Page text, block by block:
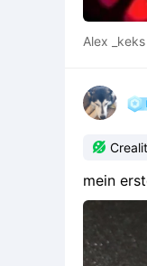
Alex _keks

mein